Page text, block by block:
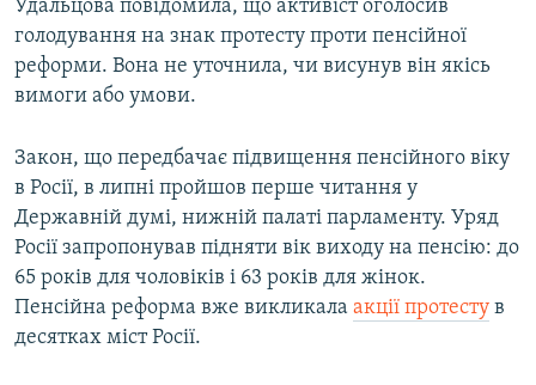
Удальцова повідомила, що активіст оголосив
голодування на знак протесту проти пенсійної
реформи. Вона не уточнила, чи висунув він якісь
вимоги або умови.
Закон, що передбачає підвищення пенсійного віку
в Росії, в липні пройшов перше читання у
Державній думі, нижній палаті парламенту. Уряд
Росії запропонував підняти вік виходу на пенсію: до
65 років для чоловіків і 63 років для жінок.
Пенсійна реформа вже викликала акції протесту в
десятках міст Росії.